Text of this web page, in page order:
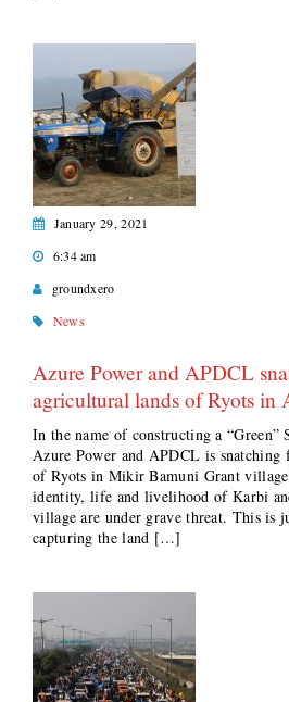
January 29, 2021
6:34 am
groundxero
News
Azure Power and APDCL
agricultural lands of Ryots in
In the name of constructing a “Green”
Azure Power and APDCL is
of Ryots in Mikir Bamuni Grant
identity, life and livelihood of Karbi
village are under grave threat. This is
capturing the land […]